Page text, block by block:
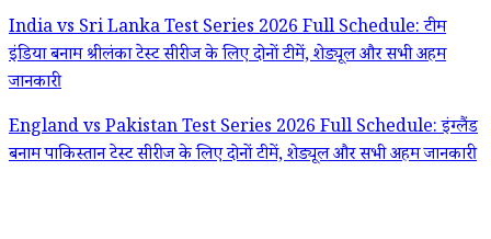
India vs Sri Lanka Test Series 2026 Full Schedule: टीम
इंडिया बनाम श्रीलंका टेस्ट सीरीज के लिए दोनों टीमें, शेड्यूल और सभी अहम
जानकारी
England vs Pakistan Test Series 2026 Full Schedule: इंग्लैंड
बनाम पाकिस्तान टेस्ट सीरीज के लिए दोनों टीमें, शेड्यूल और सभी अहम जानकारी